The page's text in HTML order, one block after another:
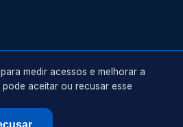
medir acessos e melhorar a
aceitar ou recusar esse